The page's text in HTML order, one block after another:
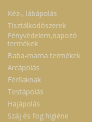
Kéz-, lábápolás
Tisztálkodószerek
Fényvédelem,napozó
termékek
Baba-mama termékek
Arcápolás
Férfiaknak
Testápolás
Hajápolás
Száj és fog higiéne